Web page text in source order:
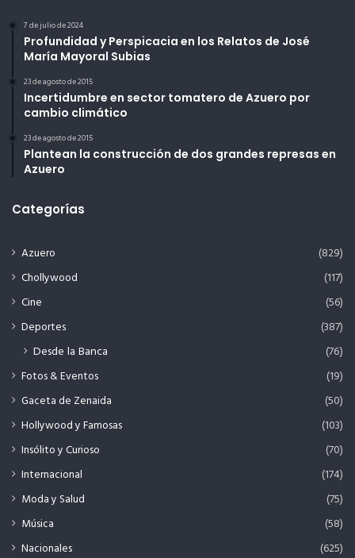
7 de julio de 2024
Profundidad y Perspicacia en los Relatos de José
María Mayoral Subias
23 de agosto de 2015
Incertidumbre en sector tomatero de Azuero por
cambio climático
23 de agosto de 2015
Plantean la construcción de dos grandes represas en
Azuero
Categorías
Azuero
(829)
Chollywood
(117)
Cine
(56)
Deportes
(387)
Desde la Banca (76)
Fotos & Eventos
(19)
Gaceta de Zenaida
(50)
Hollywood y Famosas
(103)
Insólito y Curioso
(70)
Internacional
(174)
Moda y Salud
(75)
Música
(58)
Nacionales
(625)